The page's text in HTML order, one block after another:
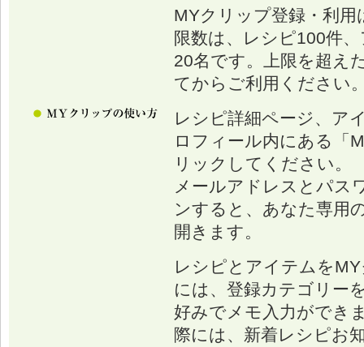
MYクリップ登録・利
限数は、レシピ100件
20名です。上限を超え
てからご利用ください
レシピ詳細ページ、ア
ロフィール内にある「
リックしてください。
メールアドレスとパス
ンすると、あなた専用
開きます。
レシピとアイテムを
には、登録カテゴリー
好みでメモ入力ができ
際には、新着レシピお